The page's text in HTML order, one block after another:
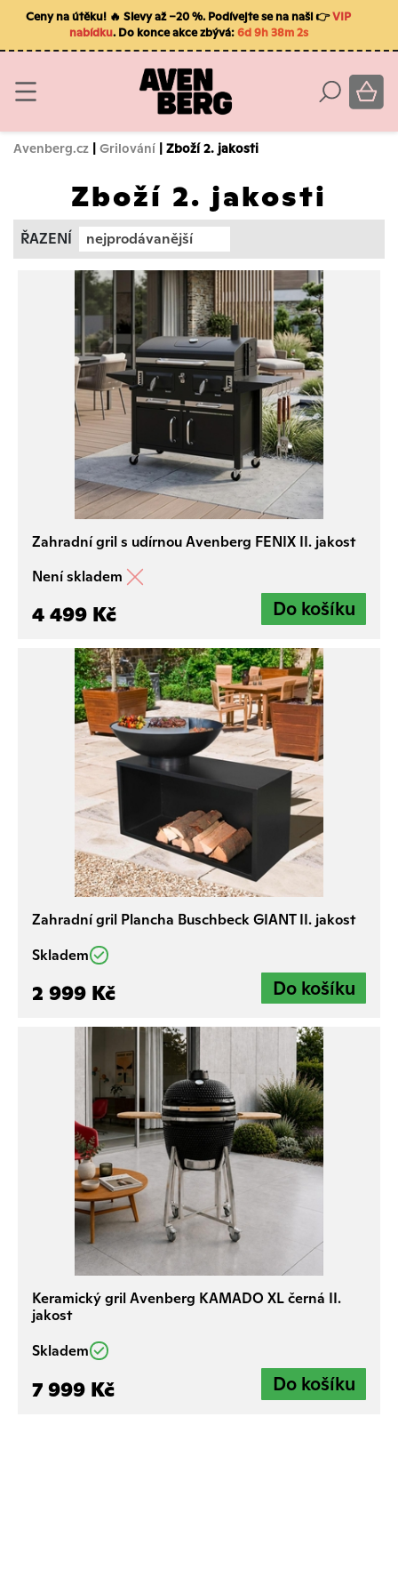
Ceny na útěku! 🔥 Slevy až −20 %. Podívejte se na naši 👉VIP
nabídku. Do konce akce zbývá:6d 9h 38m 1s
Avenberg.cz | Grilování | Zboží 2. jakosti
Zboží 2. jakosti
ŘAZENÍ nejprodávanější
Zahradní gril s udírnou Avenberg FENIX II. jakost
Není skladem
4 499 Kč
Zahradní gril Plancha Buschbeck GIANT II. jakost
Skladem
2 999 Kč
Keramický gril Avenberg KAMADO XL černá II.
jakost
Skladem
7 999 Kč